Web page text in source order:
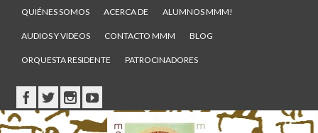
QUIÉNES SOMOS ACERCA DE ALUMNOS MMM!
AUDIOS Y VIDEOS CONTACTO MMM BLOG
ORQUESTA RESIDENTE PATROCINADORES